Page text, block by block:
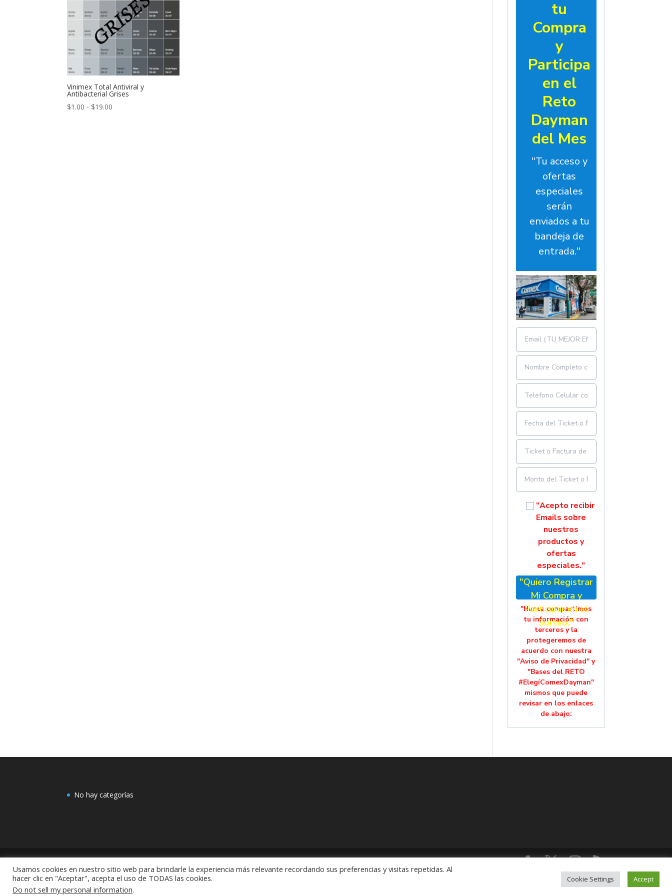
Vinimex Total Antiviral y
Antibacterial Grises
$1.00 - $19.00
tu
Compra
y
Participa
en el
Reto
Dayman
del Mes
"Tu acceso y
ofertas
especiales
serán
enviados a tu
bandeja de
entrada."
"Acepto recibir
Emails sobre
nuestros
productos y
ofertas
especiales."
"Quiero Registrar
Mi Compra y
Participar en el
Sorteo."
"Nunca compartimos
tu información con
terceros y la
protegeremos de
acuerdo con nuestra
"Aviso de Privacidad" y
"Bases del RETO
#ElegíComexDayman"
mismos que puede
revisar en los enlaces
de abajo:
No hay categorías
COMEX: "Centro de Decoración Dayman Revolución" Pedidos: 55 5563 2913 y 55 5563 1186 Rubens # 3, Esquina Revolución, Colonia Mixcoac, C.P. 03910, CDMX,
México
Usamos cookies en nuestro sitio web para brindarle la experiencia más relevante recordando sus preferencias y visitas repetidas. Al
hacer clic en "Aceptar", acepta el uso de TODAS las cookies.
Do not sell my personal information.
Cookie Settings Accept